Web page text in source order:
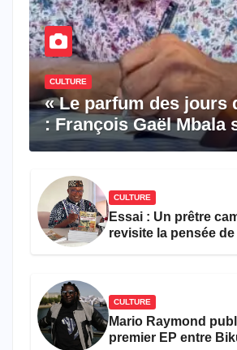
CULTURE
« Le parfum des jours
: François Gaël Mbala
premier roman porté
CULTURE
Essai : Un prêtre
revisite la pensée de
CULTURE
Mario Raymond
premier EP entre